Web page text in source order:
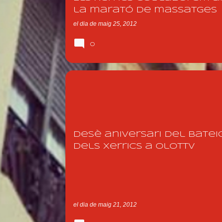
la marató de massatges
el dia de maig 25, 2012
0
Desè aniversari del
dels Xerrics a OlotTV
el dia de maig 21, 2012